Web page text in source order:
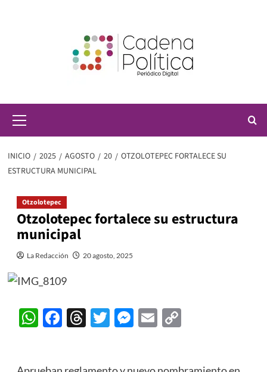
principal
INICIO 2025 AGOSTO 20
OTZOLOTEPEC FORTALECE SU
ESTRUCTURA MUNICIPAL
Otzolotepec
Otzolotepec fortalece su estructura
municipal
La Redacción 20 agosto, 2025
WhatsApp
Facebook
Threads
Twitter
Messenger
EmailCopy